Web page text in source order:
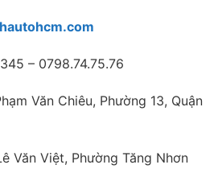
– 0798.74.75.76
Văn Chiêu, Phường 13, Quận
Văn Việt, Phường Tăng Nhơn